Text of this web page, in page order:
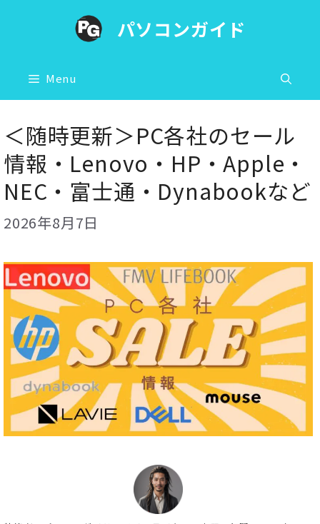
ツ
ス
キ
ッ
プ
パソコンガイド
Menu
＜随時更新＞PC各社のセール
情報・Lenovo・HP・Apple・
NEC・富士通・Dynabookなど
2026年8月7日